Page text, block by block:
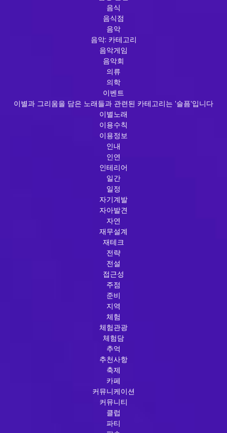
음식
음식점
음악
음악: 카테고리
음악게임
음악회
의류
의학
이벤트
이별과 그리움을 담은 노래들과 관련된 카테고리는 '슬픔'입니다
이별노래
이용수칙
이용정보
인내
인연
인테리어
일간
일정
자기계발
자아발견
자연
재무설계
재테크
전략
전설
접근성
주점
준비
지역
체험
체험관광
체험담
추억
추천사항
축제
카페
커뮤니케이션
커뮤니티
클럽
파티